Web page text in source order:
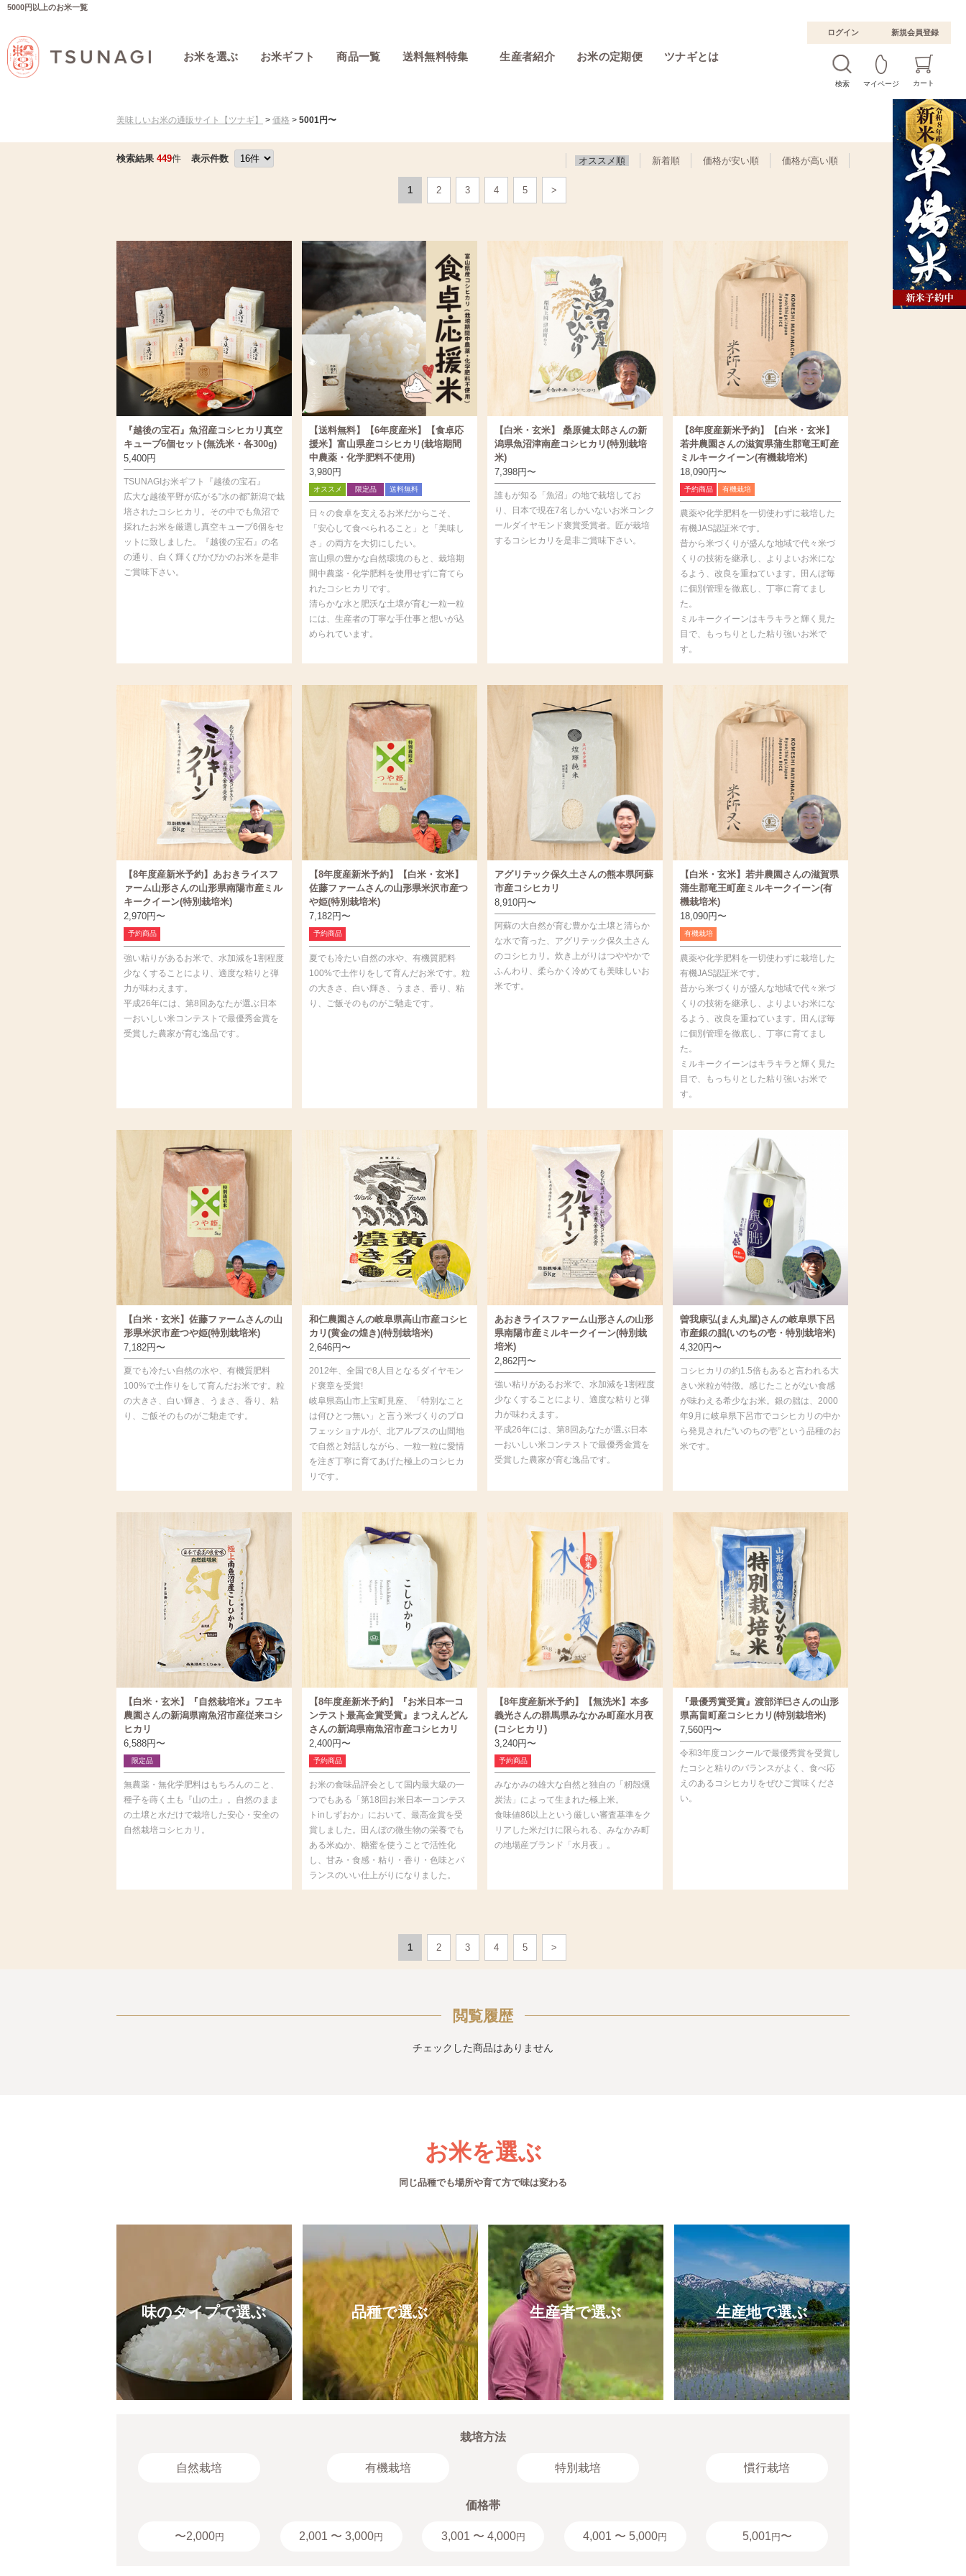
5000円以上のお米一覧
お米を選ぶ お米ギフト 商品一覧 送料無料特集 生産者紹介 お米の定期便 ツナギとは
ログイン 新規会員登録
検索 マイページ カート
美味しいお米の通販サイト【ツナギ】 > 価格 > 5001円〜
検索結果 449件 表示件数 オススメ順 新着順 価格が安い順 価格が高い順
1 2 3 4 5 >
『越後の宝石』魚沼産コシヒカリ真空
キューブ6個セット(無洗米・各300g)
5,400円
TSUNAGIお米ギフト『越後の宝石』
広大な越後平野が広がる“水の都”新潟で栽
培されたコシヒカリ。その中でも魚沼で
採れたお米を厳選し真空キューブ6個をセ
ットに致しました。『越後の宝石』の名
の通り、白く輝くびかびかのお米を是非
ご賞味下さい。
【送料無料】【6年度産米】【食卓応
援米】富山県産コシヒカリ(栽培期間
中農薬・化学肥料不使用)
3,980円
オススメ 限定品 送料無料
日々の食卓を支えるお米だからこそ、
「安心して食べられること」と「美味し
さ」の両方を大切にしたい。
富山県の豊かな自然環境のもと、栽培期
間中農薬・化学肥料を使用せずに育てら
れたコシヒカリです。
清らかな水と肥沃な土壌が育む一粒一粒
には、生産者の丁寧な手仕事と想いが込
められています。
【白米・玄米】 桑原健太郎さんの新
潟県魚沼津南産コシヒカリ(特別栽培
米)
7,398円 〜
誰もが知る「魚沼」の地で栽培してお
り、日本で現在7名しかいないお米コンク
ールダイヤモンド褒賞受賞者。匠が栽培
するコシヒカリを是非ご賞味下さい。
【8年度産新米予約】【白米・玄米】
若井農園さんの滋賀県蒲生郡竜王町産
ミルキークイーン(有機栽培米)
18,090円 〜
予約商品 有機栽培
農薬や化学肥料を一切使わずに栽培した
有機JAS認証米です。
昔から米づくりが盛んな地域で代々米づ
くりの技術を継承し、よりよいお米にな
るよう、改良を重ねています。田んぼ毎
に個別管理を徹底し、丁寧に育てまし
た。
ミルキークイーンはキラキラと輝く見た
目で、もっちりとした粘り強いお米で
す。
【8年度産新米予約】あおきライスフ
ァーム山形さんの山形県南陽市産ミル
キークイーン(特別栽培米)
2,970円 〜
予約商品
強い粘りがあるお米で、水加減を1割程度
少なくすることにより、適度な粘りと弾
力が味わえます。
平成26年には、第8回あなたが選ぶ日本
一おいしい米コンテストで最優秀金賞を
受賞した農家が育む逸品です。
【8年度産新米予約】【白米・玄米】
佐藤ファームさんの山形県米沢市産つ
や姫(特別栽培米)
7,182円 〜
予約商品
夏でも冷たい自然の水や、有機質肥料
100%で土作りをして育んだお米です。粒
の大きさ、白い輝き、うまさ、香り、粘
り、ご飯そのものがご馳走です。
アグリテック保久土さんの熊本県阿蘇
市産コシヒカリ
8,910円 〜
阿蘇の大自然が育む豊かな土壌と清らか
な水で育った、アグリテック保久土さん
のコシヒカリ。炊き上がりはつややかで
ふんわり、柔らかく冷めても美味しいお
米です。
【白米・玄米】若井農園さんの滋賀県
蒲生郡竜王町産ミルキークイーン(有
機栽培米)
18,090円 〜
有機栽培
農薬や化学肥料を一切使わずに栽培した
有機JAS認証米です。
昔から米づくりが盛んな地域で代々米づ
くりの技術を継承し、よりよいお米にな
るよう、改良を重ねています。田んぼ毎
に個別管理を徹底し、丁寧に育てまし
た。
ミルキークイーンはキラキラと輝く見た
目で、もっちりとした粘り強いお米で
す。
【白米・玄米】佐藤ファームさんの山
形県米沢市産つや姫(特別栽培米)
7,182円〜
夏でも冷たい自然の水や、有機質肥料
100%で土作りをして育んだお米です。粒
の大きさ、白い輝き、うまさ、香り、粘
り、ご飯そのものがご馳走です。
和仁農園さんの岐阜県高山市産コシヒ
カリ(黄金の煌き)(特別栽培米)
2,646円〜
2012年、全国で8人目となるダイヤモン
ド褒章を受賞!
岐阜県高山市上宝町見座、「特別なこと
は何ひとつ無い」と言う米づくりのプロ
フェッショナルが、北アルプスの山間地
で自然と対話しながら、一粒一粒に愛情
を注ぎ丁寧に育てあげた極上のコシヒカ
リです。
あおきライスファーム山形さんの山形
県南陽市産ミルキークイーン(特別栽
培米)
2,862円〜
強い粘りがあるお米で、水加減を1割程度
少なくすることにより、適度な粘りと弾
力が味わえます。
平成26年には、第8回あなたが選ぶ日本
一おいしい米コンテストで最優秀金賞を
受賞した農家が育む逸品です。
曽我康弘(まん丸屋)さんの岐阜県下呂
市産銀の朏(いのちの壱・特別栽培米)
4,320円〜
コシヒカリの約1.5倍もあると言われる大
きい米粒が特徴。感じたことがない食感
が味わえる希少なお米。銀の朏は、2000
年9月に岐阜県下呂市でコシヒカリの中か
ら発見された“いのちの壱”という品種のお
米です。
【白米・玄米】『自然栽培米』フエキ
農園さんの新潟県南魚沼市産従来コシ
ヒカリ
6,588円〜
限定品
無農薬・無化学肥料はもちろんのこと、
種子を蒔く土も『山の土』。自然のまま
の土壌と水だけで栽培した安心・安全の
自然栽培コシヒカリ。
【8年度産新米予約】『お米日本一コ
ンテスト最高金賞受賞』まつえんどん
さんの新潟県南魚沼市産コシヒカリ
2,400円〜
予約商品
お米の食味品評会として国内最大級の一
つでもある「第18回お米日本一コンテス
トinしずおか」において、最高金賞を受
賞しました。田んぼの微生物の栄養でも
ある米ぬか、糖蜜を使うことで活性化
し、甘み・食感・粘り・香り・色味とバ
ランスのいい仕上がりになりました。
【8年度産新米予約】【無洗米】本多
義光さんの群馬県みなかみ町産水月夜
(コシヒカリ)
3,240円〜
予約商品
みなかみの雄大な自然と独自の「籾殻燻
炭法」によって生まれた極上米。
食味値86以上という厳しい審査基準をク
リアした米だけに限られる、みなかみ町
の地場産ブランド「水月夜」。
『最優秀賞受賞』渡部洋巳さんの山形
県高畠町産コシヒカリ(特別栽培米)
7,560円〜
令和3年度コンクールで最優秀賞を受賞し
たコシと粘りのバランスがよく、食べ応
えのあるコシヒカリをぜひご賞味くださ
い。
1 2 3 4 5 >
閲覧履歴
チェックした商品はありません
お米を選ぶ
同じ品種でも場所や育て方で味は変わる
味のタイプで選ぶ 品種で選ぶ 生産者で選ぶ 生産地で選ぶ
栽培方法
自然栽培 有機栽培 特別栽培 慣行栽培
価格帯
〜2,000円 2,001 〜 3,000円 3,001 〜 4,000円 4,001 〜 5,000円 5,001 円 〜